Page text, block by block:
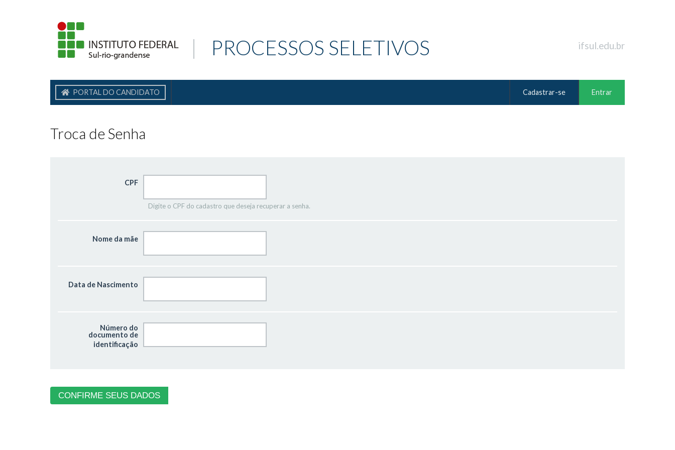
| PROCESSOS SELETIVOS ifsul.edu.br
PORTAL DO CANDIDATO Entrar
Cadastrar-se
Troca de Senha
CPF
Digite o CPF do cadastro que deseja recuperar a senha.
Nome da mãe
Data de Nascimento
Número do
documento de
identificação